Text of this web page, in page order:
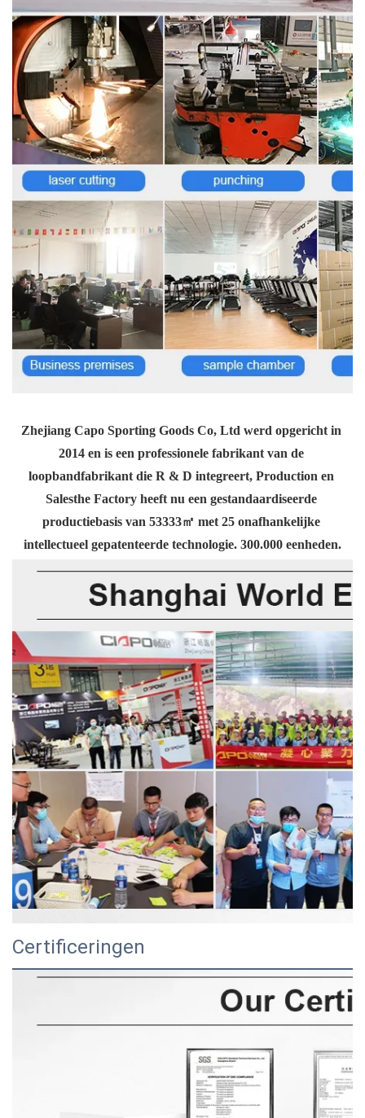
Zhejiang Capo Sporting Goods Co, Ltd werd opgericht in
2014 en is een professionele fabrikant van de
loopbandfabrikant die R & D integreert, Production en
Salesthe Factory heeft nu een gestandaardiseerde
productiebasis van 53333㎡ met 25 onafhankelijke
Certificeringen